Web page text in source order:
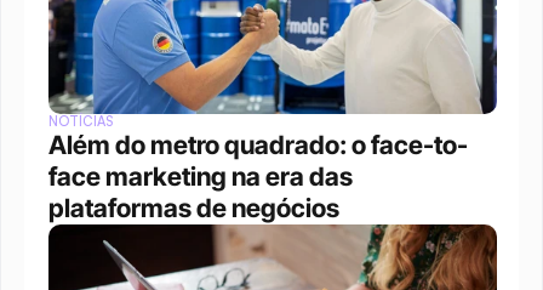
NOTÍCIAS
Além do metro quadrado: o face-to-
face marketing na era das
plataformas de negócios